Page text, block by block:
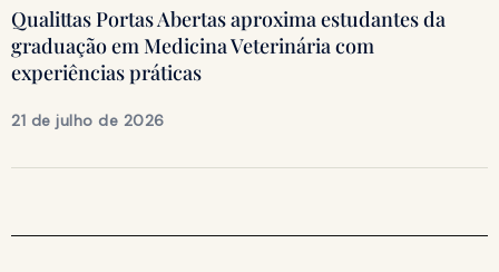
Qualittas Portas Abertas aproxima estudantes da
graduação em Medicina Veterinária com
experiências práticas
21 de julho de 2026